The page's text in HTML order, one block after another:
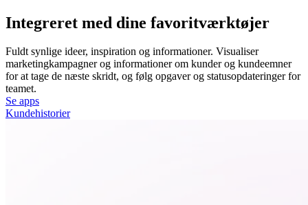
Integreret med dine favoritværktøjer
Fuldt synlige ideer, inspiration og informationer. Visualiser
marketingkampagner og informationer om kunder og kundeemner
for at tage de næste skridt, og følg opgaver og statusopdateringer for
teamet.
Se apps
Kundehistorier